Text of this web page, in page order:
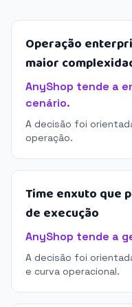
Operação
maior
AnyShop tende a
cenário.
A decisão foi
operação.
Time enxuto que
de execução
AnyShop tende a
A decisão foi
e curva operacional.